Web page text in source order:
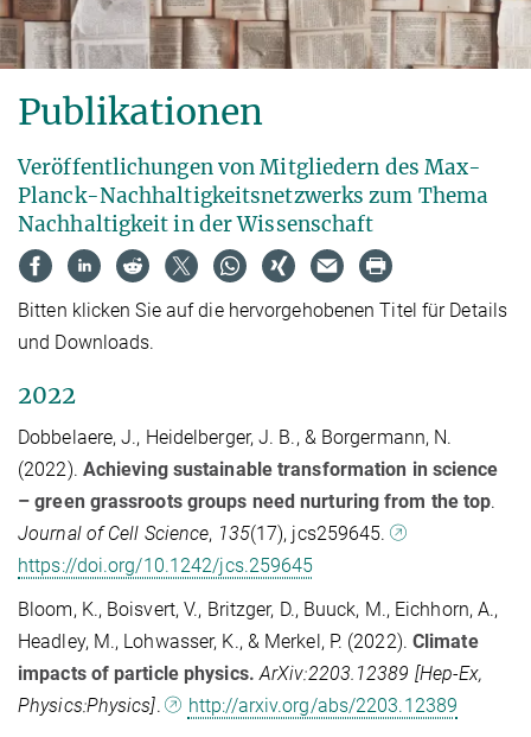
Publikationen
Veröffentlichungen von Mitgliedern des Max-
Planck-Nachhaltigkeitsnetzwerks zum Thema
Nachhaltigkeit in der Wissenschaft
Bitten klicken Sie auf die hervorgehobenen Titel für Details
und Downloads.
2022
Dobbelaere, J., Heidelberger, J. B., & Borgermann, N.
(2022). Achieving sustainable transformation in science
– green grassroots groups need nurturing from the top.
Journal of Cell Science, 135(17), jcs259645.
https://doi.org/10.1242/jcs.259645
Bloom, K., Boisvert, V., Britzger, D., Buuck, M., Eichhorn, A.,
Headley, M., Lohwasser, K., & Merkel, P. (2022). Climate
impacts of particle physics. ArXiv:2203.12389 [Hep-Ex,
Physics:Physics]. http://arxiv.org/abs/2203.12389